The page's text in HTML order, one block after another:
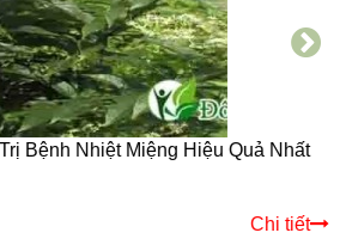
Bệnh Nhiệt Miệng Hiệu Quả Nhất
Chi tiết